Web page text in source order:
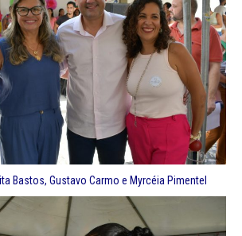
Bastos, Gustavo Carmo e Myrcéia Pimentel